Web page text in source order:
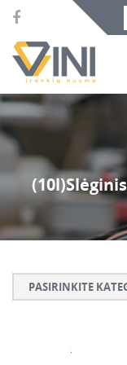
Search bar place.
PASIRINKITE